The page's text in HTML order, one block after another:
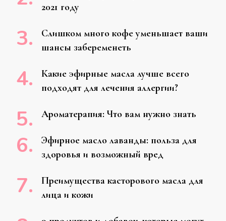
2021 году
Слишком много кофе уменьшает ваши
шансы забеременеть
Какие эфирные масла лучше всего
подходят для лечения аллергии?
Ароматерапия: Что вам нужно знать
Эфирное масло лаванды: польза для
здоровья и возможный вред
Преимущества касторового масла для
лица и кожи